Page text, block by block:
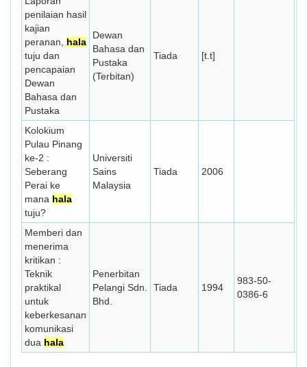
penilaian hasil
kajian
peranan, hala
tuju dan
pencapaian
Dewan
Bahasa dan
Pustaka
Dewan
Bahasa dan
Pustaka
(Terbitan)
Tiada [t.t]
Kolokium
Pulau Pinang
ke-2 :
Seberang
Perai ke
mana hala
tuju?
Universiti
Sains
Malaysia
Tiada 2006
Memberi dan
menerima
kritikan :
Teknik
praktikal
untuk
keberkesanan
komunikasi
dua hala
Penerbitan
Pelangi Sdn.
Bhd.
Tiada 1994
983-50-
0386-6